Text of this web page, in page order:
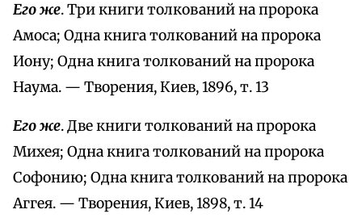
Его же. Три книги толкований на пророка
Амоса; Одна книга толкований на пророка
Иону; Одна книга толкований на пророка
Наума. — Творения, Киев, 1896, т. 13
Его же. Две книги толкований на пророка
Михея; Одна книга толкований на пророка
Софонию; Одна книга толкований на пророка
Аггея. — Творения, Киев, 1898, т. 14